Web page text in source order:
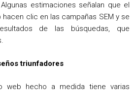
estimaciones señalan que el
hacen clic en las campañas SEM y se
de las búsquedas, que
triunfadores
web hecho a medida tiene varias